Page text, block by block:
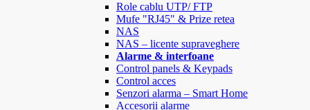
Role cablu UTP/ FTP
Mufe "RJ45" & Prize retea
NAS
NAS – licente supraveghere
Alarme & interfoane
Control panels & Keypads
Control acces
Senzori alarma – Smart Home
Accesorii alarme